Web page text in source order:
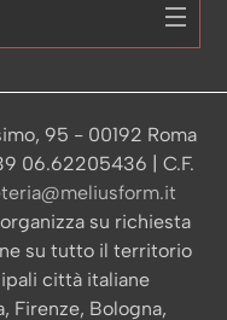
95 - 00192 Roma
06.62205436 | C.F.
su richiesta
su tutto il territorio
città italiane
Firenze, Bologna,